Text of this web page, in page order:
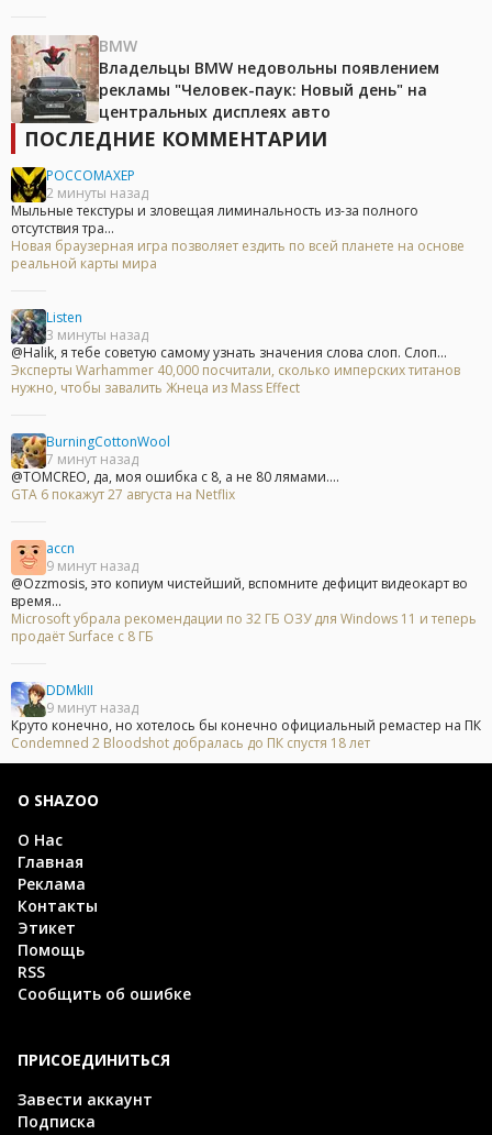
BMW
Владельцы BMW недовольны появлением
рекламы "Человек-паук: Новый день" на
центральных дисплеях авто
ПОСЛЕДНИЕ КОММЕНТАРИИ
POCCOMAXEP
2 минуты назад
Мыльные текстуры и зловещая лиминальность из-за полного
отсутствия тра...
Новая браузерная игра позволяет ездить по всей планете на основе
реальной карты мира
Listen
3 минуты назад
@Halik, я тебе советую самому узнать значения слова слоп. Слоп...
Эксперты Warhammer 40,000 посчитали, сколько имперских титанов
нужно, чтобы завалить Жнеца из Mass Effect
BurningCottonWool
7 минут назад
@TOMCREO, да, моя ошибка с 8, а не 80 лямами....
GTA 6 покажут 27 августа на Netflix
accn
9 минут назад
@Ozzmosis, это копиум чистейший, вспомните дефицит видеокарт во
время...
Microsoft убрала рекомендации по 32 ГБ ОЗУ для Windows 11 и теперь
продаёт Surface с 8 ГБ
DDMkIII
9 минут назад
Круто конечно, но хотелось бы конечно официальный ремастер на ПК
Condemned 2 Bloodshot добралась до ПК спустя 18 лет
О SHAZOO
О Нас
Главная
Реклама
Контакты
Этикет
Помощь
RSS
Сообщить об ошибке
ПРИСОЕДИНИТЬСЯ
Завести аккаунт
Подписка